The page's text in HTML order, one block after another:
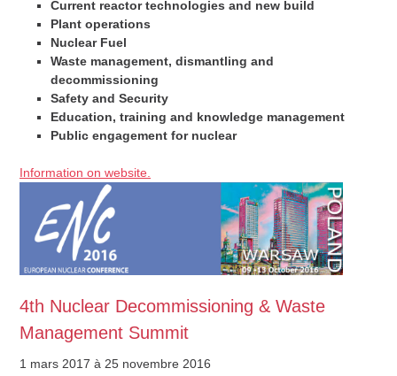
Current reactor technologies and new build
Plant operations
Nuclear Fuel
Waste management, dismantling and
decommissioning
Safety and Security
Education, training and knowledge management
Public engagement for nuclear
Information on website.
4th Nuclear Decommissioning & Waste
Management Summit
1 mars 2017 à 25 novembre 2016